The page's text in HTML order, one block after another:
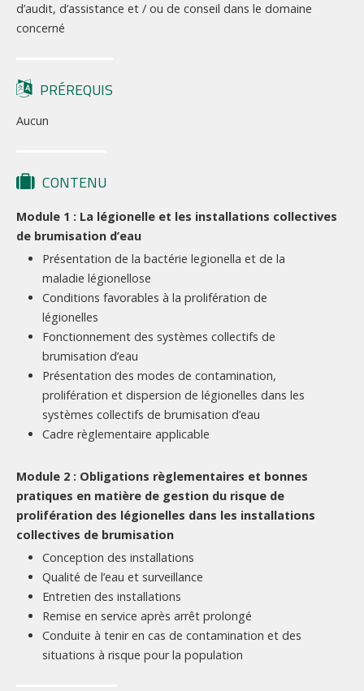
d’audit, d’assistance et / ou de conseil dans le domaine
concerné
PRÉREQUIS
Aucun
CONTENU
Module 1 : La légionelle et les installations collectives
de brumisation d’eau
Présentation de la bactérie legionella et de la
maladie légionellose
Conditions favorables à la prolifération de
légionelles
Fonctionnement des systèmes collectifs de
brumisation d’eau
Présentation des modes de contamination,
prolifération et dispersion de légionelles dans les
systèmes collectifs de brumisation d’eau
Cadre règlementaire applicable
Module 2 : Obligations règlementaires et bonnes
pratiques en matière de gestion du risque de
prolifération des légionelles dans les installations
collectives de brumisation
Conception des installations
Qualité de l’eau et surveillance
Entretien des installations
Remise en service après arrêt prolongé
Conduite à tenir en cas de contamination et des
situations à risque pour la population